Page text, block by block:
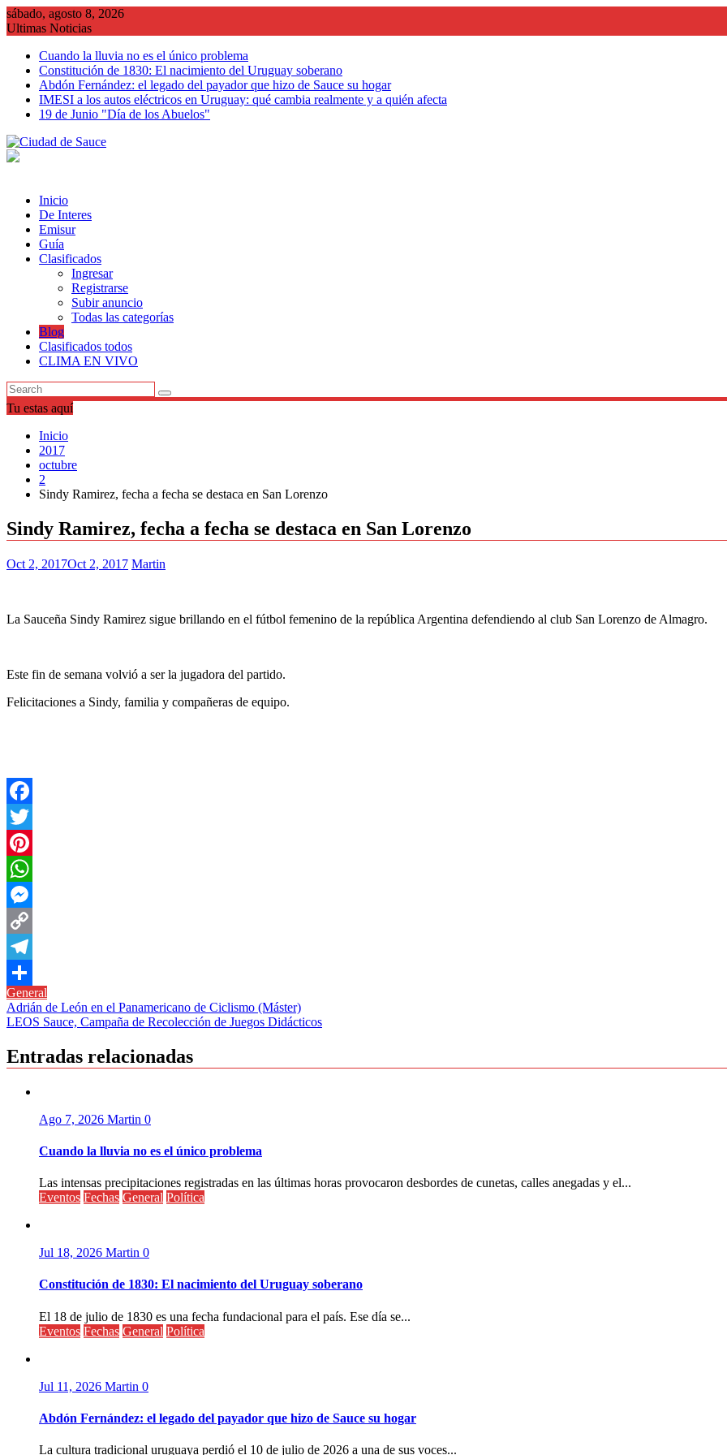
Saltar
al
sábado, agosto 8, 2026
Ultimas Noticias
Cuando la lluvia no es el único problema
Constitución de 1830: El nacimiento del Uruguay soberano
Abdón Fernández: el legado del payador que hizo de Sauce su hogar
IMESI a los autos eléctricos en Uruguay: qué cambia realmente y a quién afecta
19 de Junio "Día de los Abuelos"
Inicio
De Interes
Emisur
Guía
Clasificados
Ingresar
Registrarse
Subir anuncio
Todas las categorías
Blog
Clasificados todos
CLIMA EN VIVO
Tu estas aquí
Inicio
2017
octubre
2
Sindy Ramirez, fecha a fecha se destaca en San Lorenzo
Sindy Ramirez, fecha a fecha se destaca en San Lorenzo
Oct 2, 2017Oct 2, 2017 Martin
La Sauceña Sindy Ramirez sigue brillando en el fútbol femenino de la república Argentina defendiendo al club San Lorenzo de Almagro.
Este fin de semana volvió a ser la jugadora del partido.
Felicitaciones a Sindy, familia y compañeras de equipo.
Facebook
Twitter
Pinterest
WhatsApp
Messenger
Copy
Link
Telegram
Compartir
General
Navegación
de
entradas
Adrián de León en el Panamericano de Ciclismo (Máster)
LEOS Sauce, Campaña de Recolección de Juegos Didácticos
Entradas relacionadas
Ago 7, 2026 Martin 0
Cuando la lluvia no es el único problema
Las intensas precipitaciones registradas en las últimas horas provocaron desbordes de cunetas, calles anegadas y el...
Eventos Fechas General Política
Jul 18, 2026 Martin 0
Constitución de 1830: El nacimiento del Uruguay soberano
El 18 de julio de 1830 es una fecha fundacional para el país. Ese día se...
Eventos Fechas General Política
Jul 11, 2026 Martin 0
Abdón Fernández: el legado del payador que hizo de Sauce su hogar
La cultura tradicional uruguaya perdió el 10 de julio de 2026 a una de sus voces...